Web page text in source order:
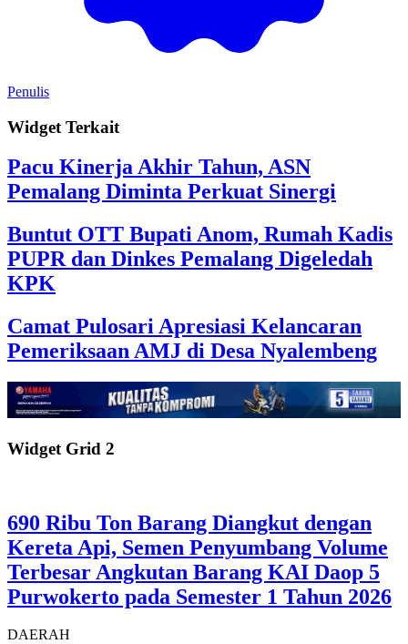
Penulis
Widget Terkait
Pacu Kinerja Akhir Tahun, ASN
Pemalang Diminta Perkuat Sinergi
Buntut OTT Bupati Anom, Rumah Kadis
PUPR dan Dinkes Pemalang Digeledah
KPK
Camat Pulosari Apresiasi Kelancaran
Pemeriksaan AMJ di Desa Nyalembeng
Widget Grid 2
690 Ribu Ton Barang Diangkut dengan
Kereta Api, Semen Penyumbang Volume
Terbesar Angkutan Barang KAI Daop 5
Purwokerto pada Semester 1 Tahun 2026
DAERAH